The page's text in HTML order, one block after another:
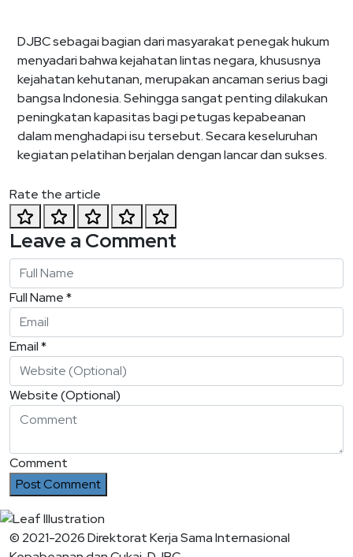
DJBC sebagai bagian dari masyarakat penegak hukum
menyadari bahwa kejahatan lintas negara, khususnya
kejahatan kehutanan, merupakan ancaman serius bagi
bangsa Indonesia. Sehingga sangat penting dilakukan
peningkatan kapasitas bagi petugas kepabeanan
dalam menghadapi isu tersebut. Secara keseluruhan
kegiatan pelatihan berjalan dengan lancar dan sukses.
Rate the article
Leave a Comment
Full Name *
Email *
Website (Optional)
Comment
© 2021-2026 Direktorat Kerja Sama Internasional